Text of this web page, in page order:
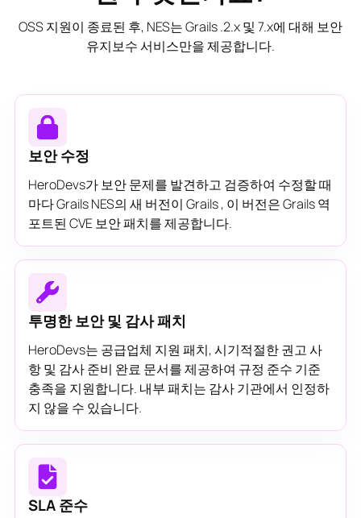
OSS 지원이 종료된 후, NES는 Grails .2.x 및 7.x에 대해 보안
유지보수 서비스만을 제공합니다.
보안 수정
HeroDevs가 보안 문제를 발견하고 검증하여 수정할 때
마다 Grails NES의 새 버전이 Grails , 이 버전은 Grails 역
포트된 CVE 보안 패치를 제공합니다.
투명한 보안 및 감사 패치
HeroDevs는 공급업체 지원 패치, 시기적절한 권고 사
항 및 감사 준비 완료 문서를 제공하여 규정 준수 기준
충족을 지원합니다. 내부 패치는 감사 기관에서 인정하
지 않을 수 있습니다.
SLA 준수